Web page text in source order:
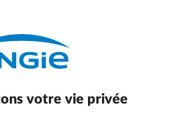
à la page contact
prolongé.
votre vie privée